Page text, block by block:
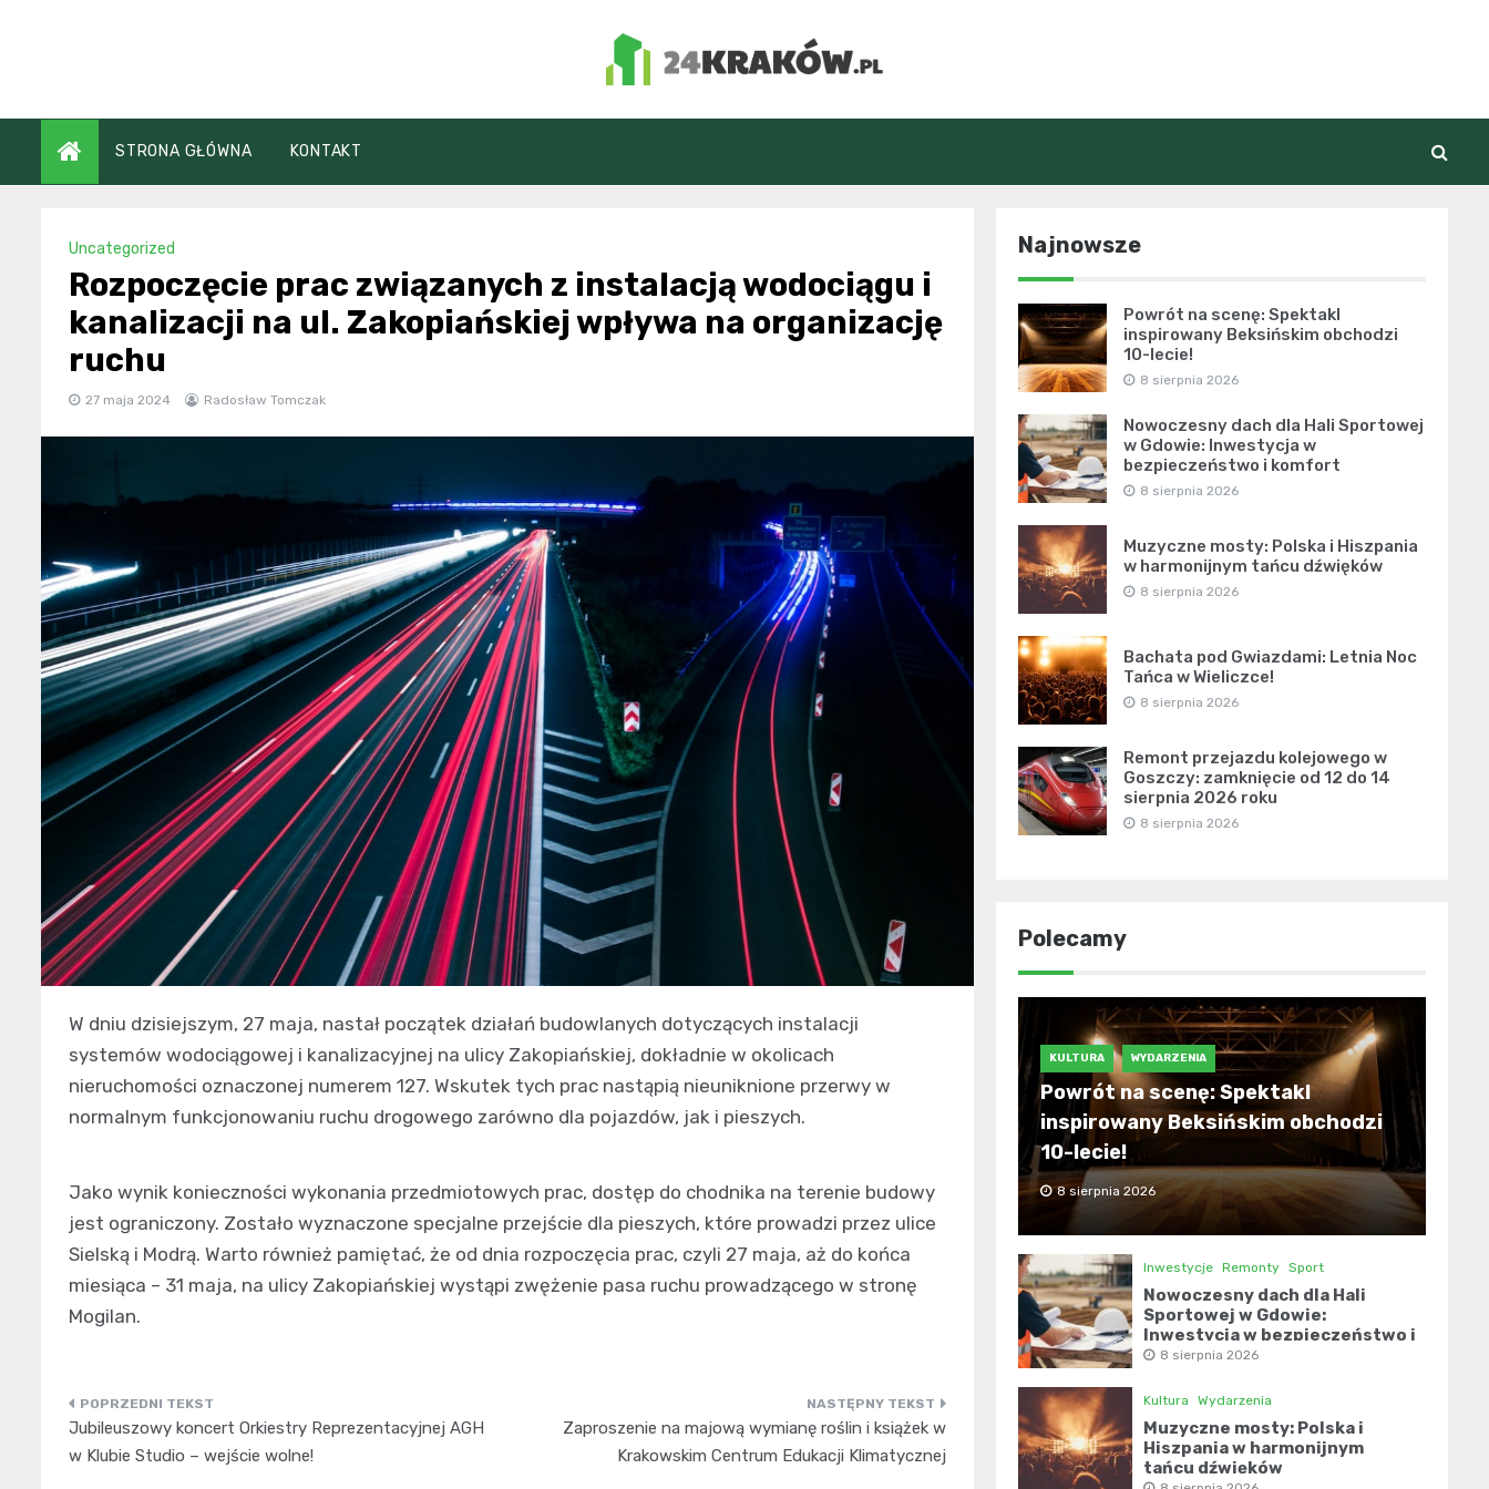
24Kraków.pl
STRONA GŁÓWNA KONTAKT
Uncategorized
Rozpoczęcie prac związanych z instalacją wodociągu i
kanalizacji na ul. Zakopiańskiej wpływa na organizację
ruchu
27 maja 2024 Radosław Tomczak
W dniu dzisiejszym, 27 maja, nastał początek działań budowlanych dotyczących instalacji
systemów wodociągowej i kanalizacyjnej na ulicy Zakopiańskiej, dokładnie w okolicach
nieruchomości oznaczonej numerem 127. Wskutek tych prac nastąpią nieuniknione przerwy w
normalnym funkcjonowaniu ruchu drogowego zarówno dla pojazdów, jak i pieszych.
Jako wynik konieczności wykonania przedmiotowych prac, dostęp do chodnika na terenie budowy
jest ograniczony. Zostało wyznaczone specjalne przejście dla pieszych, które prowadzi przez ulice
Sielską i Modrą. Warto również pamiętać, że od dnia rozpoczęcia prac, czyli 27 maja, aż do końca
miesiąca – 31 maja, na ulicy Zakopiańskiej wystąpi zwężenie pasa ruchu prowadzącego w stronę
Mogilan.
Nawigacja
wpisu
Jubileuszowy koncert Orkiestry Reprezentacyjnej AGH
w Klubie Studio – wejście wolne!
Zaproszenie na majową wymianę roślin i książek w
Krakowskim Centrum Edukacji Klimatycznej
Najnowsze
Powrót na scenę: Spektakl
inspirowany Beksińskim obchodzi
10-lecie!
8 sierpnia 2026
Nowoczesny dach dla Hali Sportowej
w Gdowie: Inwestycja w
bezpieczeństwo i komfort
8 sierpnia 2026
Muzyczne mosty: Polska i Hiszpania
w harmonijnym tańcu dźwięków
8 sierpnia 2026
Bachata pod Gwiazdami: Letnia Noc
Tańca w Wieliczce!
8 sierpnia 2026
Remont przejazdu kolejowego w
Goszczy: zamknięcie od 12 do 14
sierpnia 2026 roku
8 sierpnia 2026
Polecamy
KULTURA WYDARZENIA
Powrót na scenę: Spektakl
inspirowany Beksińskim obchodzi
10-lecie!
8 sierpnia 2026
Inwestycje Remonty Sport
Nowoczesny dach dla Hali
Sportowej w Gdowie:
Inwestycja w bezpieczeństwo i
komfort
8 sierpnia 2026
Kultura Wydarzenia
Muzyczne mosty: Polska i
Hiszpania w harmonijnym
tańcu dźwięków